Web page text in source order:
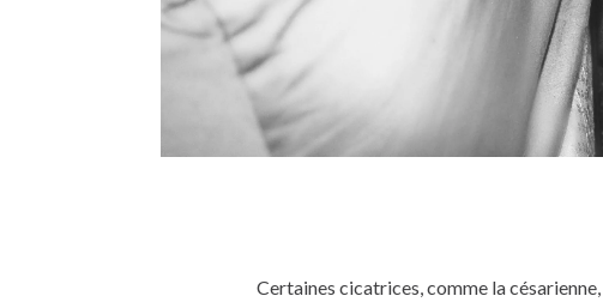
Certaines cicatrices, comme la